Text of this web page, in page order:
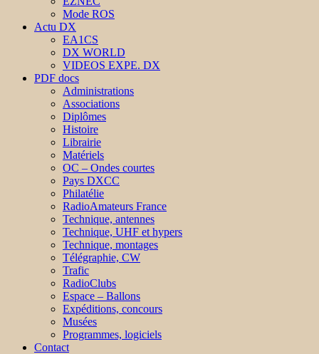
Mode ROS
Actu DX
EA1CS
DX WORLD
VIDEOS EXPE. DX
PDF docs
Administrations
Associations
Diplômes
Histoire
Librairie
Matériels
OC – Ondes courtes
Pays DXCC
Philatélie
RadioAmateurs France
Technique, antennes
Technique, UHF et hypers
Technique, montages
Télégraphie, CW
Trafic
RadioClubs
Espace – Ballons
Expéditions, concours
Musées
Programmes, logiciels
Contact